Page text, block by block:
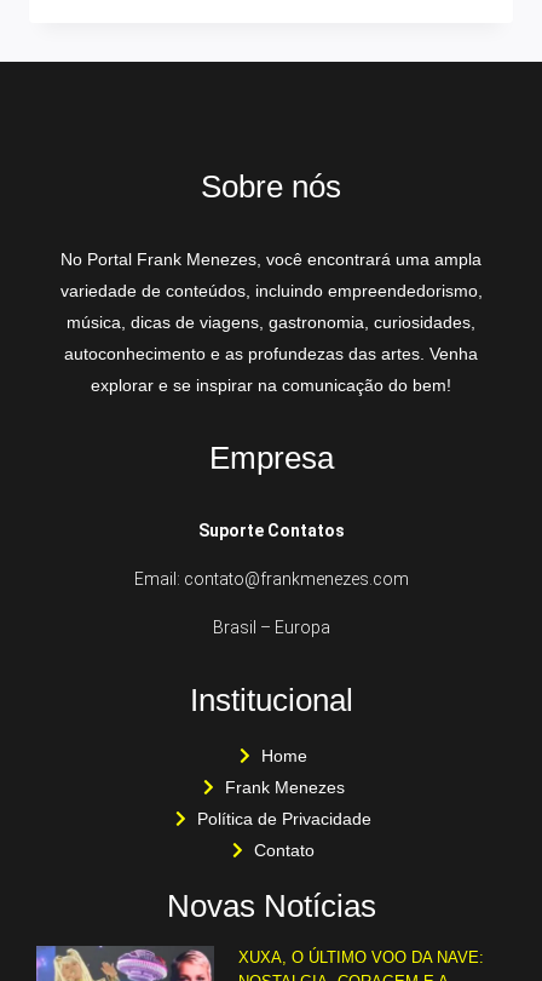
Sobre nós
No Portal Frank Menezes, você encontrará uma ampla
variedade de conteúdos, incluindo empreendedorismo,
música, dicas de viagens, gastronomia, curiosidades,
autoconhecimento e as profundezas das artes. Venha
explorar e se inspirar na comunicação do bem!
Empresa
Suporte Contatos
Email: contato@frankmenezes.com
Brasil – Europa
Institucional
Home
Frank Menezes
Política de Privacidade
Contato
Novas Notícias
XUXA, O ÚLTIMO VOO DA NAVE: